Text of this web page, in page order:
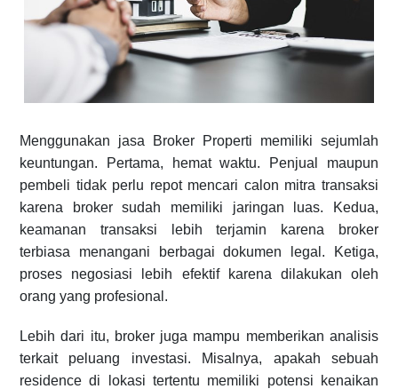
Menggunakan jasa Broker Properti memiliki sejumlah
keuntungan. Pertama, hemat waktu. Penjual maupun
pembeli tidak perlu repot mencari calon mitra transaksi
karena broker sudah memiliki jaringan luas. Kedua,
keamanan transaksi lebih terjamin karena broker
terbiasa menangani berbagai dokumen legal. Ketiga,
proses negosiasi lebih efektif karena dilakukan oleh
orang yang profesional.
Lebih dari itu, broker juga mampu memberikan analisis
terkait peluang investasi. Misalnya, apakah sebuah
residence di lokasi tertentu memiliki potensi kenaikan